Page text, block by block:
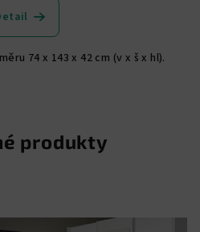
74 x 143 x 42 cm (v x š x hl).
produkty